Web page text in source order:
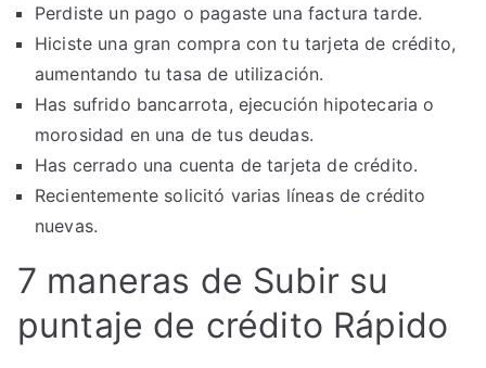
Perdiste un pago o pagaste una factura tarde.
Hiciste una gran compra con tu tarjeta de crédito,
aumentando tu tasa de utilización.
Has sufrido bancarrota, ejecución hipotecaria o
morosidad en una de tus deudas.
Has cerrado una cuenta de tarjeta de crédito.
Recientemente solicitó varias líneas de crédito
nuevas.
7 maneras de Subir su
puntaje de crédito Rápido